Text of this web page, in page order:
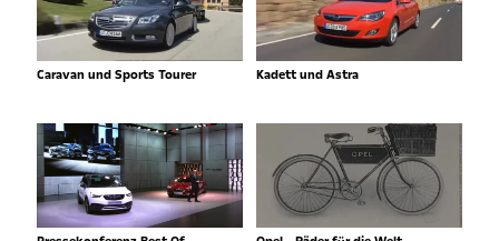
Caravan und Sports Tourer Kadett und Astra